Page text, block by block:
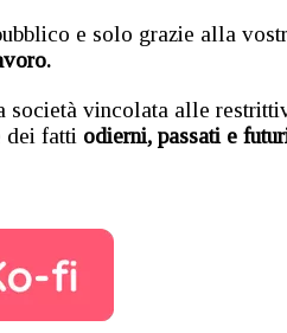
e solo grazie alla
società vincolata alle
dei fatti odierni, passati e